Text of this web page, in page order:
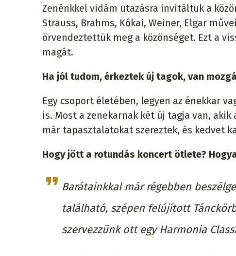
Zenénkkel vidám utazásra invitáltuk a
Strauss, Brahms, Kókai, Weiner, Elgar
örvendeztettük meg a közönséget. Ezt a
magát.
Ha jól tudom, érkeztek új tagok, van
Egy csoport életében, legyen az énekkar
is. Most a zenekarnak két új tagja van,
már tapasztalatokat szereztek, és kedvet
Hogy jött a rotundás koncert ötlete?
Barátainkkal már régebben
található, szépen felújított
szervezzünk ott egy Harmonia